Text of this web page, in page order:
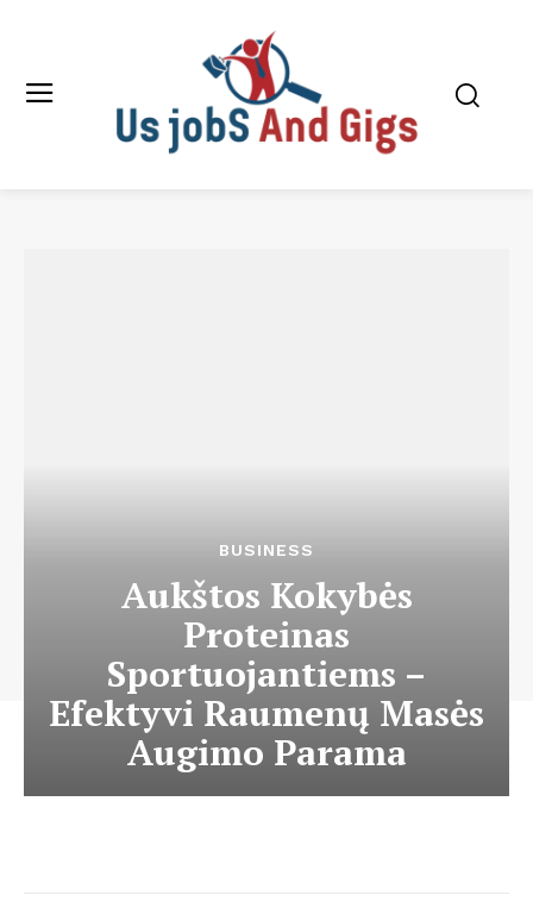
BUSINESS
Aukštos Kokybės
Proteinas
Sportuojantiems –
Efektyvi Raumenų Masės
Augimo Parama